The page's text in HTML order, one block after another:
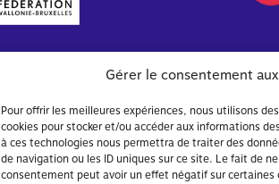
Gérer le consentement
Pour offrir les meilleures expériences, nous utilisons
cookies pour stocker et/ou accéder aux informations
à ces technologies nous permettra de traiter des
de navigation ou les ID uniques sur ce site. Le fait de
consentement peut avoir un effet négatif sur
Mentions légales etPolitique de confidentialité